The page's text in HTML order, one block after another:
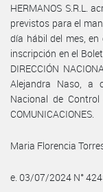
HERMANOS S.R.L.
previstos para el
día hábil del mes,
inscripción en el
DIRECCIÓN
Alejandra Naso, a
Nacional de Control
COMUNICACIONES.
Maria Florencia
e. 03/07/2024 N°